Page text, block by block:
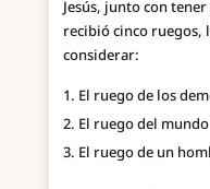
Jesús, junto con
recibió cinco ruegos,
considerar:
El ruego de los
El ruego del mundo
El ruego de un